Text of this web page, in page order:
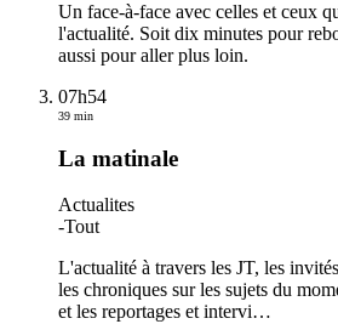
Un face-à-face avec celles et ceux
l'actualité. Soit dix minutes pour
aussi pour aller plus loin.
07h54
39 min
La matinale
Actualites
-Tout
L'actualité à travers les JT, les
les chroniques sur les sujets du
et les reportages et intervi…